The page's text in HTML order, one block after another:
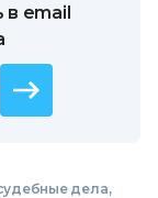
в email
дела,